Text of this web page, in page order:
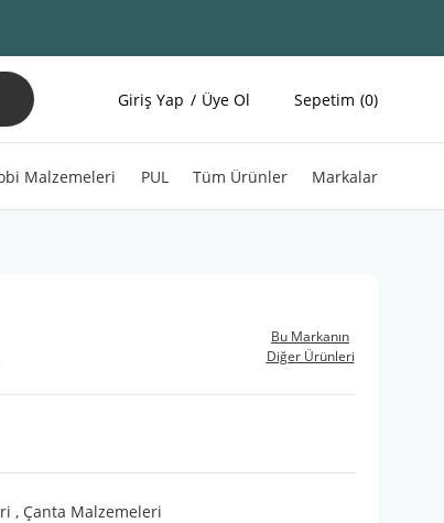
Giriş Yap Üye Ol Sepetim 0
Malzemeleri PUL Tüm Ürünler Markalar
Bu Markanın
Diğer Ürünleri
, Çanta Malzemeleri